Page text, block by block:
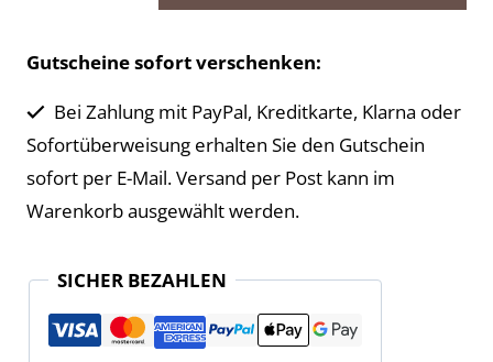
Menge
Gutscheine sofort verschenken:
Bei Zahlung mit PayPal, Kreditkarte, Klarna oder
Sofortüberweisung erhalten Sie den Gutschein
sofort per E-Mail. Versand per Post kann im
Warenkorb ausgewählt werden.
SICHER BEZAHLEN